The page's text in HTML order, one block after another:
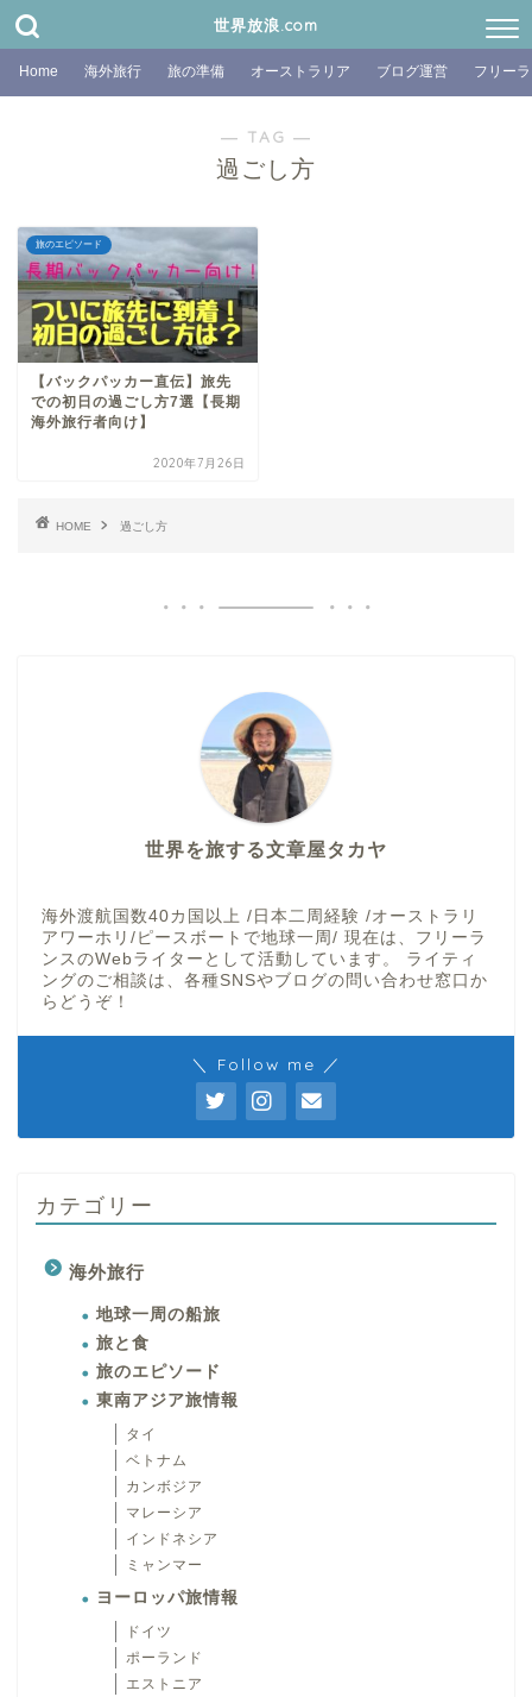
世界放浪.com
Home 海外旅行 旅の準備 オーストラリア ブログ運営 フリー
― TAG ―
過ごし方
旅のエピソード
【バックパッカー直伝】旅先
での初日の過ごし方7選【長期
海外旅行者向け】
2020年7月26日
HOME 過ごし方
世界を旅する文章屋タカヤ
海外渡航国数40カ国以上 /日本二周経験 /オーストラリ
アワーホリ/ピースボートで地球一周/ 現在は、フリーラ
ンスのWebライターとして活動しています。 ライティ
ングのご相談は、各種SNSやブログの問い合わせ窓口か
らどうぞ！
＼ Follow me ／
カテゴリー
海外旅行
地球一周の船旅
旅と食
旅のエピソード
東南アジア旅情報
タイ
ベトナム
カンボジア
マレーシア
インドネシア
ミャンマー
ヨーロッパ旅情報
ドイツ
ポーランド
エストニア